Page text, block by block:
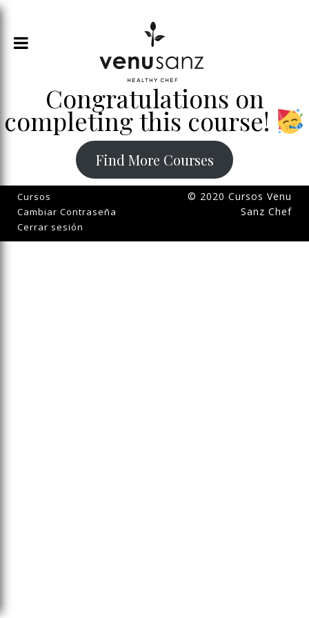
Congratulations on
completing this course!
Find More Courses
Cursos
Cambiar Contraseña
Cerrar sesión
© 2020 Cursos Venu
Sanz Chef